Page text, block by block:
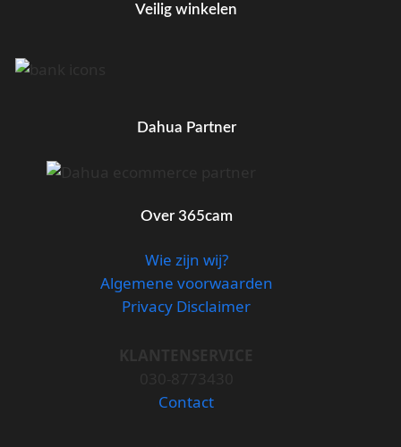
Veilig winkelen
Dahua Partner
Over 365cam
Wie zijn wij?
Algemene voorwaarden
Privacy Disclaimer
Contact